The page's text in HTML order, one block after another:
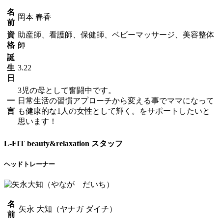
名
前
岡本 春香
資
格
助産師、看護師、保健師、ベビーマッサージ、美容整体
師
誕
生
日
3.22
一
言
3児の母として奮闘中です。
日常生活の習慣アプローチから変える事でママになって
も健康的な1人の女性として輝く。をサポートしたいと
思います！
L-FIT beauty&relaxation スタッフ
ヘッドトレーナー
名
前
矢永 大知（ヤナガ ダイチ）